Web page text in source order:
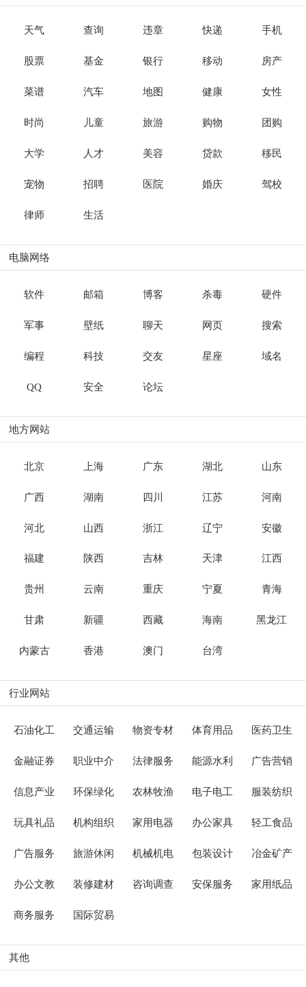
天气 查询 违章 快递 手机
股票 基金 银行 移动 房产
菜谱 汽车 地图 健康 女性
时尚 儿童 旅游 购物 团购
大学 人才 美容 贷款 移民
宠物 招聘 医院 婚庆 驾校
律师 生活
电脑网络
软件 邮箱 博客 杀毒 硬件
军事 壁纸 聊天 网页 搜索
编程 科技 交友 星座 域名
QQ 安全 论坛
地方网站
北京 上海 广东 湖北 山东
广西 湖南 四川 江苏 河南
河北 山西 浙江 辽宁 安徽
福建 陕西 吉林 天津 江西
贵州 云南 重庆 宁夏 青海
甘肃 新疆 西藏 海南 黑龙江
内蒙古 香港 澳门 台湾
行业网站
石油化工 交通运输 物资专材 体育用品 医药卫生
金融证券 职业中介 法律服务 能源水利 广告营销
信息产业 环保绿化 农林牧渔 电子电工 服装纺织
玩具礼品 机构组织 家用电器 办公家具 轻工食品
广告服务 旅游休闲 机械机电 包装设计 冶金矿产
办公文教 装修建材 咨询调查 安保服务 家用纸品
商务服务 国际贸易
其他